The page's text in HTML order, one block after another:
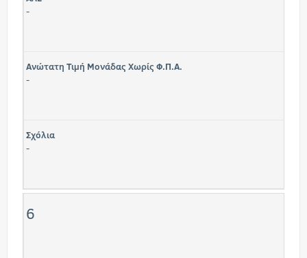
-
Ανώτατη Τιμή Μονάδας Χωρίς Φ.Π.Α.
-
Σχόλια
-
6